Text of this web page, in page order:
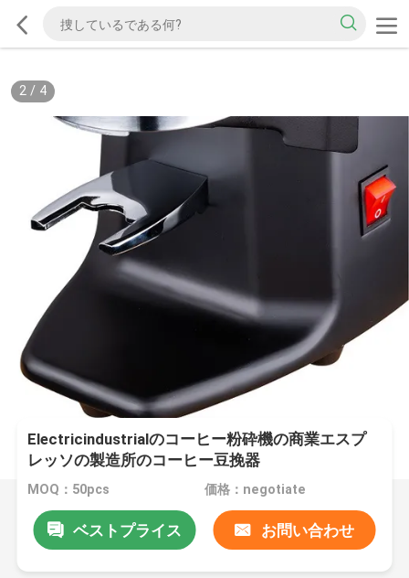
2/ 4
Electricindustrialのコーヒー粉砕機の商業エスプ
レッソの製造所のコーヒー豆挽器
MOQ：50pcs 価格：negotiate
ベストプライス お問い合わせ